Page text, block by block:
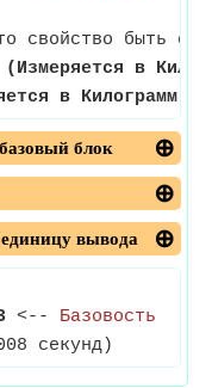
свойство быть
(Измеряется в
в Килограмм)
блок
вывода
<-- Базовость
секунд)